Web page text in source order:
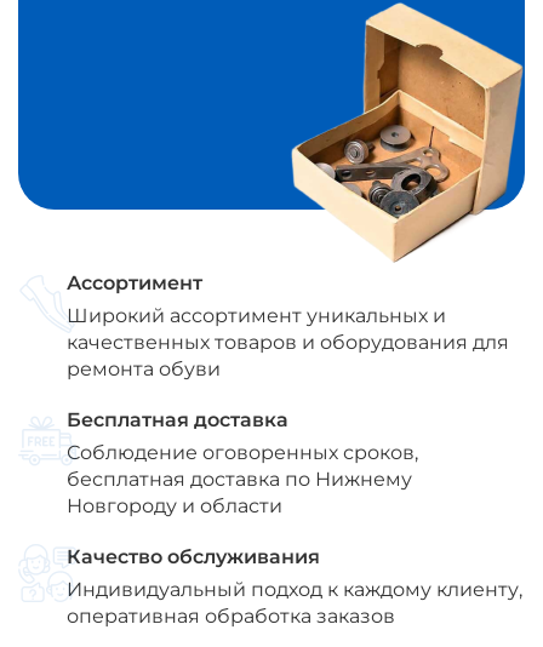
Ассортимент
Широкий ассортимент уникальных и
качественных товаров и оборудования для
ремонта обуви
Бесплатная доставка
Соблюдение оговоренных сроков,
бесплатная доставка по Нижнему
Новгороду и области
Качество обслуживания
Индивидуальный подход к каждому клиенту,
оперативная обработка заказов